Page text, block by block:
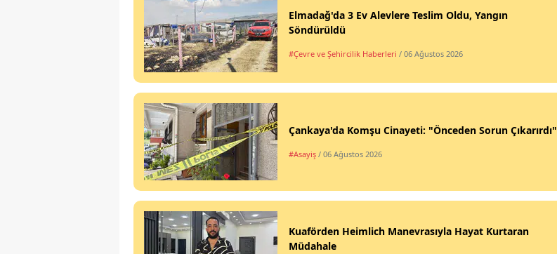
Elmadağ'da 3 Ev Alevlere Teslim Oldu, Yangın
Söndürüldü
#Çevre ve Şehircilik Haberleri / 06 Ağustos 2026
Çankaya'da Komşu Cinayeti: "Önceden Sorun Çıkarırdı"
#Asayiş / 06 Ağustos 2026
Kuaförden Heimlich Manevrasıyla Hayat Kurtaran
Müdahale